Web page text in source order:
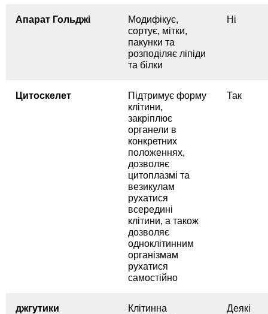
Апарат Гольджі
Модифікує,
сортує, мітки,
пакунки та
розподіляє ліпіди
та білки
Ні
Цитоскелет
Підтримує форму
клітини,
закріплює
органели в
конкретних
положеннях,
дозволяє
цитоплазмі та
везикулам
рухатися
всередині
клітини, а також
дозволяє
одноклітинним
організмам
рухатися
самостійно
Так
джгутики
Клітинна
Деякі